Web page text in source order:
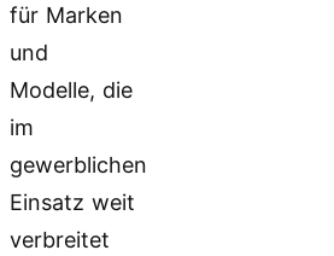
für Marken
und
Modelle, die
im
gewerblichen
Einsatz weit
verbreitet